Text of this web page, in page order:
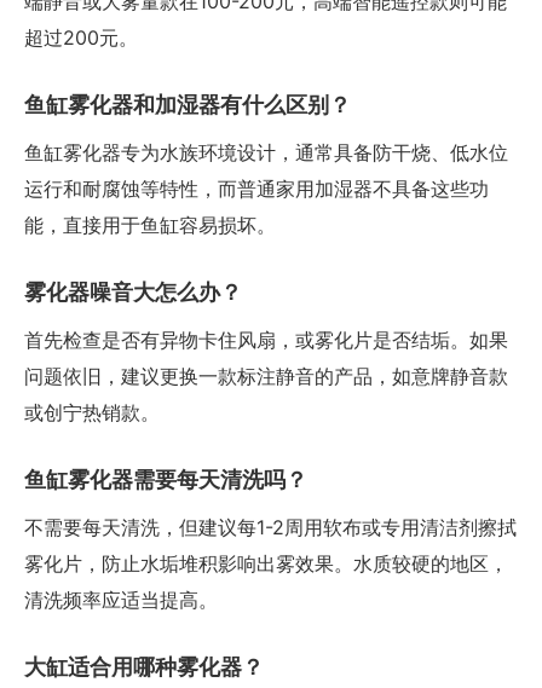
超过200元。
鱼缸雾化器和加湿器有什么区别？
鱼缸雾化器专为水族环境设计，通常具备防干烧、低水位
运行和耐腐蚀等特性，而普通家用加湿器不具备这些功
能，直接用于鱼缸容易损坏。
雾化器噪音大怎么办？
首先检查是否有异物卡住风扇，或雾化片是否结垢。如果
问题依旧，建议更换一款标注静音的产品，如意牌静音款
或创宁热销款。
鱼缸雾化器需要每天清洗吗？
不需要每天清洗，但建议每1-2周用软布或专用清洁剂擦拭
雾化片，防止水垢堆积影响出雾效果。水质较硬的地区，
清洗频率应适当提高。
大缸适合用哪种雾化器？